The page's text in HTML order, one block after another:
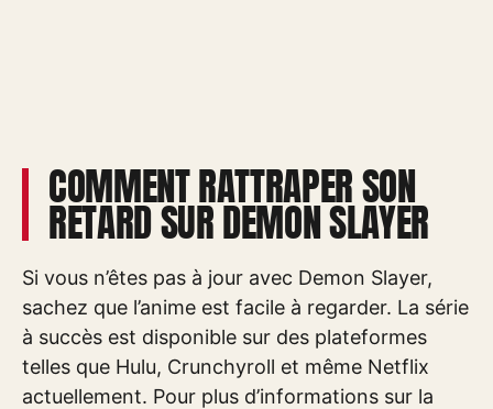
COMMENT RATTRAPER SON
RETARD SUR DEMON SLAYER
Si vous n’êtes pas à jour avec Demon Slayer,
sachez que l’anime est facile à regarder. La série
à succès est disponible sur des plateformes
telles que Hulu, Crunchyroll et même Netflix
actuellement. Pour plus d’informations sur la